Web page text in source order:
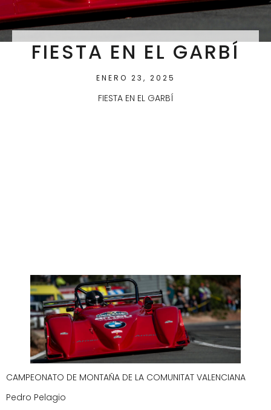
FIESTA EN EL GARBÍ
ENERO 23, 2025
FIESTA EN EL GARBÍ
CAMPEONATO DE MONTAÑA DE LA COMUNITAT VALENCIANA
Pedro Pelagio